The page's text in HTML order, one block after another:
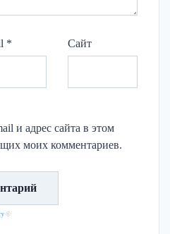
* Сайт
и адрес сайта в этом
моих комментариев.
©